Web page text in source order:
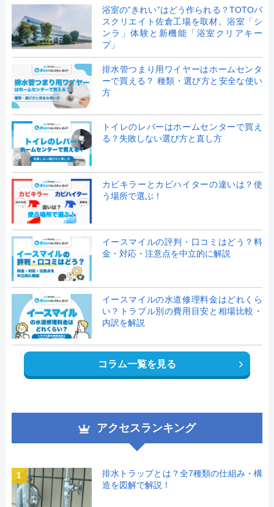
浴室の”きれい”はどう作られる？TOTOバ
スクリエイト佐倉工場を取材。浴室「シ
ンラ」体験と新機能「浴室クリアキー
プ」
排水管つまり用ワイヤーはホームセンタ
ーで買える？ 種類・選び方と安全な使い
方
トイレのレバーはホームセンターで買え
る？失敗しない選び方と直し方
カビキラーとカビハイターの違いは？使
う場所で選ぶ！
イースマイルの評判・口コミはどう？料
金・対応・注意点を中立的に解説
イースマイルの水道修理料金はどれくら
い？トラブル別の費用目安と相場比較・
内訳を解説
コラム一覧を見る
アクセスランキング
1
排水トラップとは？全7種類の仕組み・構
造を図解で解説！